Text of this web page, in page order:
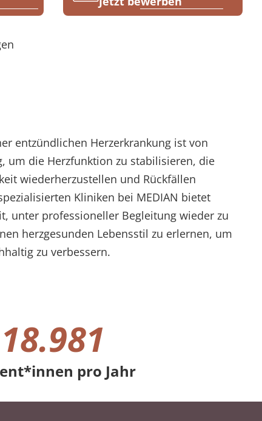
entzündlichen Herzerkrankung ist von
um die Herzfunktion zu stabilisieren, die
wiederherzustellen und Rückfällen
Kliniken bei MEDIAN bietet
unter professioneller Begleitung wieder zu
herzgesunden Lebensstil zu erlernen, um
zu verbessern.
18.981
pro Jahr